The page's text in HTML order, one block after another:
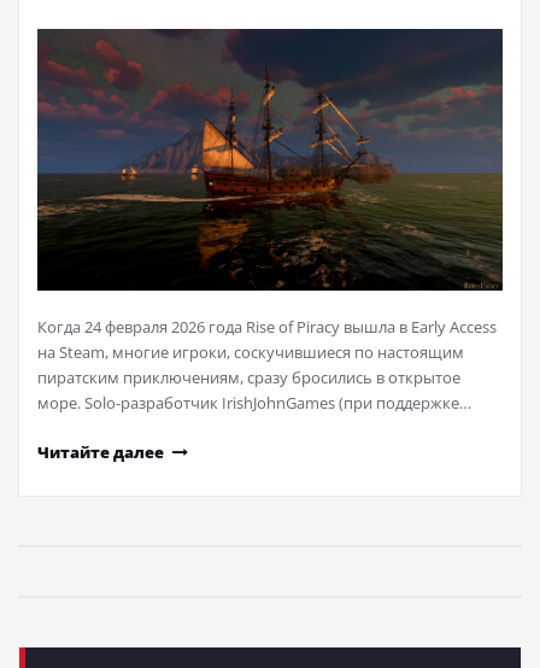
Когда 24 февраля 2026 года Rise of Piracy вышла в Early Access
на Steam, многие игроки, соскучившиеся по настоящим
пиратским приключениям, сразу бросились в открытое
море. Solo-разработчик IrishJohnGames (при поддержке…
Читайте далее